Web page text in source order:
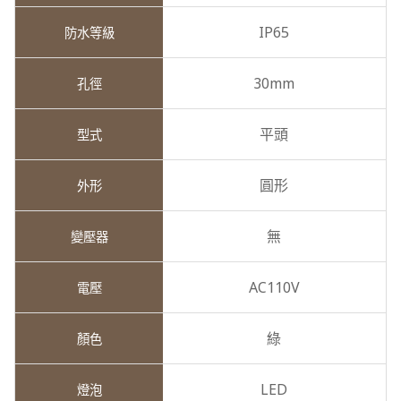
IP65
30mm
平頭
圓形
無
AC110V
綠
LED